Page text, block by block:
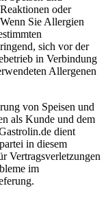
oder
Sie Allergien
sich vor der
in Verbindung
Allergenen
von Speisen und
als Kunde und dem
dient
in diesem
Vertragsverletzungen
im